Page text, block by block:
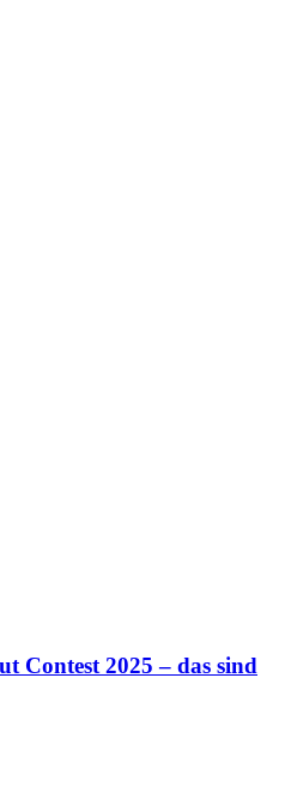
Contest 2025 – das sind